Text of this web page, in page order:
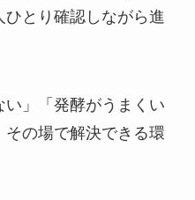
とり確認しながら進
い」「発酵がうまくい
の場で解決できる環